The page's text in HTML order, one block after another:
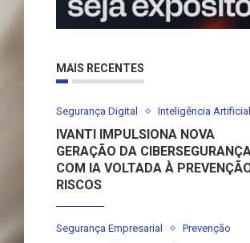
MAIS RECENTES
Segurança Digital Inteligência Artificial
IVANTI IMPULSIONA NOVA
GERAÇÃO DA
COM IA VOLTADA À
RISCOS
Segurança Empresarial Prevenção